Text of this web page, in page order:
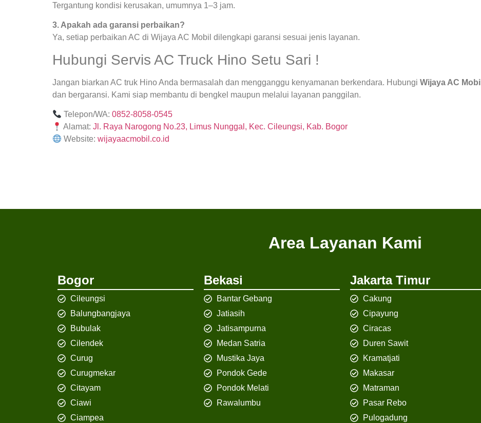
Tergantung kondisi kerusakan, umumnya 1–3 jam.
3. Apakah ada garansi perbaikan?
Ya, setiap perbaikan AC di Wijaya AC Mobil dilengkapi garansi sesuai jenis layanan.
Hubungi Servis AC Truck Hino Setu Sari !
Jangan biarkan AC truk Hino Anda bermasalah dan mengganggu kenyamanan berkendara. Hubungi Wijaya AC Mobil
dan bergaransi. Kami siap membantu di bengkel maupun melalui layanan panggilan.
Telepon/WA:0852-8058-0545
Alamat:Jl. Raya Narogong No.23, Limus Nunggal, Kec. Cileungsi, Kab. Bogor
Website:wijayaacmobil.co.id
Area Layanan Kami
Bogor
Cileungsi
Balungbangjaya
Bubulak
Cilendek
Curug
Curugmekar
Citayam
Ciawi
Ciampea
Bekasi
Bantar Gebang
Jatiasih
Jatisampurna
Medan Satria
Mustika Jaya
Pondok Gede
Pondok Melati
Rawalumbu
Jakarta Timur
Cakung
Cipayung
Ciracas
Duren Sawit
Kramatjati
Makasar
Matraman
Pasar Rebo
Pulogadung